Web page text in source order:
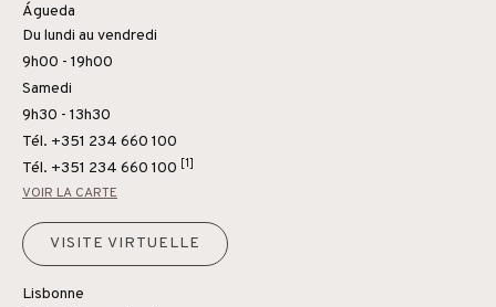
Águeda
Du lundi au vendredi
9h00 - 19h00
Samedi
9h30 - 13h30
Tél. +351 234 660 100
Tél. +351 234 660 100 [1]
VOIR LA CARTE
VISITE VIRTUELLE
Lisbonne